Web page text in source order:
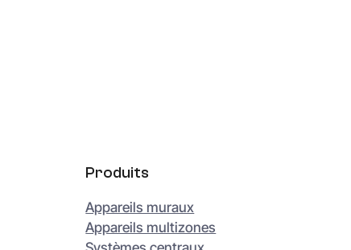
Produits
Appareils muraux
Appareils multizones